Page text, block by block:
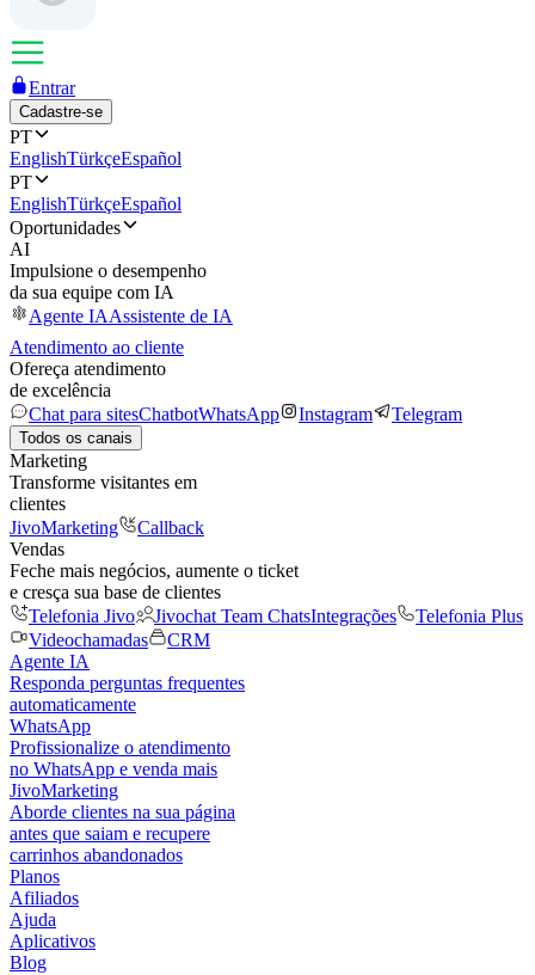
Entrar
Cadastre-se
PT
EnglishTürkçeEspañol
PT
EnglishTürkçeEspañol
Oportunidades
AI
Impulsione o desempenho
da sua equipe com IA
Agente IAAssistente de IA
Atendimento ao cliente
Ofereça atendimento
de excelência
Chat para sitesChatbotWhatsApp Instagram Telegram
Todos os canais
Marketing
Transforme visitantes em
clientes
JivoMarketing
Callback
Vendas
Feche mais negócios, aumente o ticket
e cresça sua base de clientes
Telefonia Jivo
Jivochat Team ChatsIntegrações
Telefonia Plus
Videochamadas
CRM
Agente IA
Responda perguntas frequentes
automaticamente
WhatsApp
Profissionalize o atendimento
no WhatsApp e venda mais
JivoMarketing
Aborde clientes na sua página
antes que saiam e recupere
carrinhos abandonados
Planos
Afiliados
Ajuda
Aplicativos
Blog